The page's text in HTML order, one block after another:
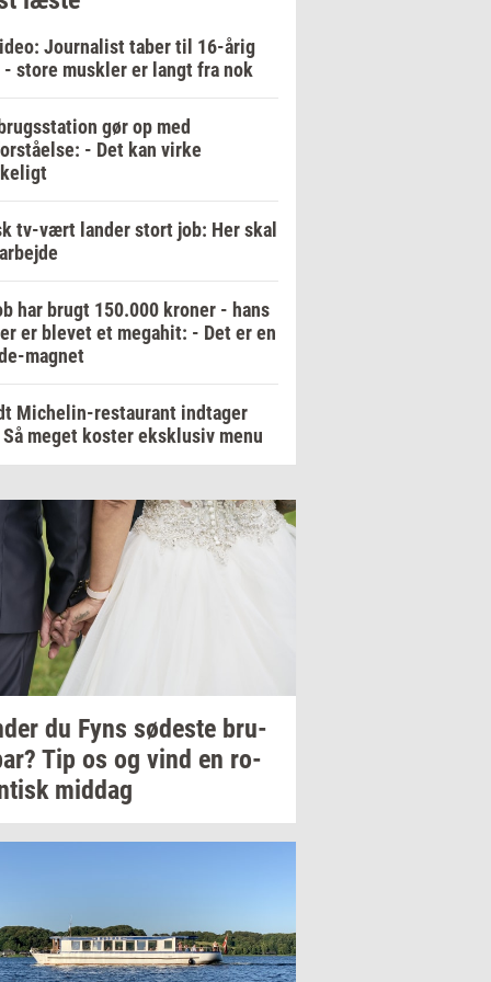
Journalist taber til 16-årig
- store muskler er langt fra nok
gør op med
- Det kan virke
tv-vært lander stort job: Her skal
har brugt 150.000 kroner - hans
er blevet et megahit: - Det er en
magnet
Michelin-restaurant indtager
Så meget koster eksklusiv menu
du Fyns sø­de­ste bru­
Tip os og vind en ro­
mid­dag